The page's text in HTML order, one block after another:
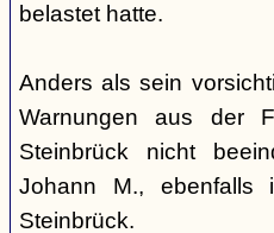
belastet hatte.
Anders als sein
Warnungen aus der
Steinbrück nicht
Johann M., ebenfalls
Steinbrück.